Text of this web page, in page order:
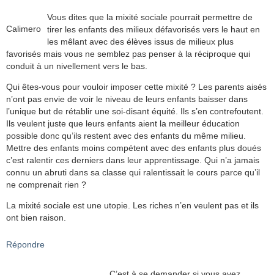
Calimero
Vous dites que la mixité sociale pourrait permettre de
tirer les enfants des milieux défavorisés vers le haut en
les mêlant avec des élèves issus de milieux plus
favorisés mais vous ne semblez pas penser à la réciproque qui
conduit à un nivellement vers le bas.
Qui êtes-vous pour vouloir imposer cette mixité ? Les parents aisés
n’ont pas envie de voir le niveau de leurs enfants baisser dans
l’unique but de rétablir une soi-disant équité. Ils s’en contrefoutent.
Ils veulent juste que leurs enfants aient la meilleur éducation
possible donc qu’ils restent avec des enfants du même milieu.
Mettre des enfants moins compétent avec des enfants plus doués
c’est ralentir ces derniers dans leur apprentissage. Qui n’a jamais
connu un abruti dans sa classe qui ralentissait le cours parce qu’il
ne comprenait rien ?
La mixité sociale est une utopie. Les riches n’en veulent pas et ils
ont bien raison.
Répondre